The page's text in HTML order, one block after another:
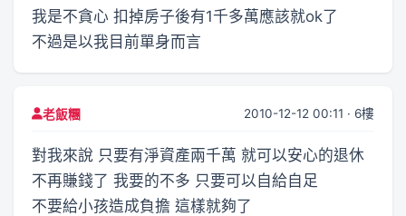
我是不貪心 扣掉房子後有1千多萬應該就ok了
不過是以我目前單身而言
老飯糰 2010-12-12 00:11 · 6樓
對我來說 只要有淨資產兩千萬 就可以安心的退休
不再賺錢了 我要的不多 只要可以自給自足
不要給小孩造成負擔 這樣就夠了